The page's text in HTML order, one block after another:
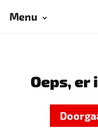
Menu
Oeps, er